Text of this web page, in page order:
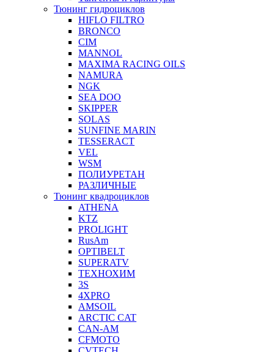
Тюнинг гидроциклов
HIFLO FILTRO
BRONCO
CIM
MANNOL
MAXIMA RACING OILS
NAMURA
NGK
SEA DOO
SKIPPER
SOLAS
SUNFINE MARIN
TESSERACT
VEL
WSM
ПОЛИУРЕТАН
РАЗЛИЧНЫЕ
Тюнинг квадроциклов
ATHENA
KTZ
PROLIGHT
RusAm
OPTIBELT
SUPERATV
ТЕХНОХИМ
3S
4XPRO
AMSOIL
ARCTIC CAT
CAN-AM
CFMOTO